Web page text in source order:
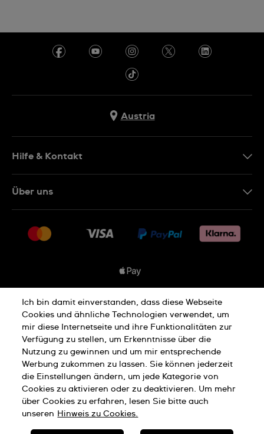
Austria
Hilfe & Kontakt
Rückgaberecht
Über uns
Jobs
Datenschutzbedingungen
Hinweis Zu Cookies
Nutzungsbedingungen Impressum
SWISS MADE
Ich bin damit einverstanden, dass diese Webseite
Cookies und ähnliche Technologien verwendet, um
mir diese Internetseite und ihre Funktionalitäten zur
Verfügung zu stellen, um Erkenntnisse über die
Nutzung zu gewinnen und um mir entsprechende
Werbung zukommen zu lassen. Sie können jederzeit
die Einstellungen ändern, um jede Kategorie von
Cookies zu aktivieren oder zu deaktivieren. Um mehr
über Cookies zu erfahren, lesen Sie bitte auch
unseren Hinweis zu Cookies.